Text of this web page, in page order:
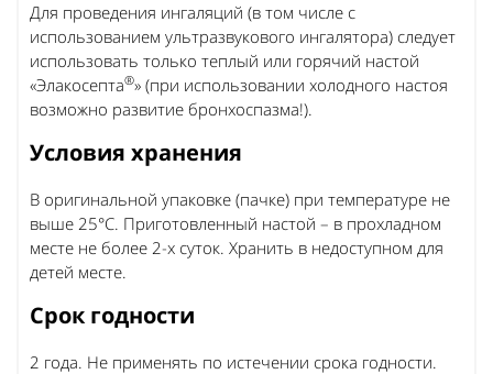
Для проведения ингаляций (в том числе с
использованием ультразвукового ингалятора) следует
использовать только теплый или горячий настой
«Элакосепта®» (при использовании холодного настоя
возможно развитие бронхоспазма!).
Условия хранения
В оригинальной упаковке (пачке) при температуре не
выше 25°С. Приготовленный настой – в прохладном
месте не более 2-х суток. Хранить в недоступном для
детей месте.
Срок годности
2 года. Не применять по истечении срока годности.